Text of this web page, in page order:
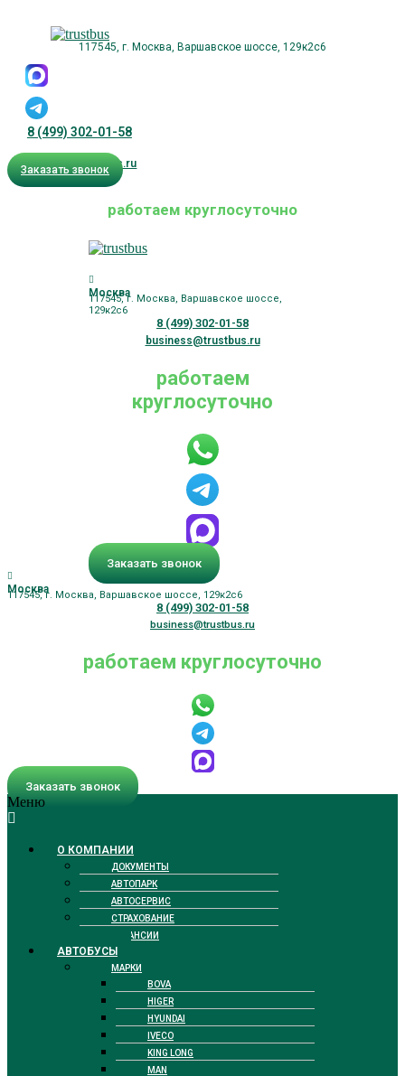
117545, г. Москва, Варшавское шоссе, 129к2с6
8 (499) 302-01-58
business@trustbus.ru
Заказать звонок
работаем круглосуточно
Москва
117545, г. Москва, Варшавское шоссе,
129к2с6
8 (499) 302-01-58
business@trustbus.ru
работаем
круглосуточно
Заказать звонок
Москва
117545, г. Москва, Варшавское шоссе, 129к2с6
8 (499) 302-01-58
business@trustbus.ru
работаем круглосуточно
Заказать звонок
Меню
О КОМПАНИИ
ДОКУМЕНТЫ
АВТОПАРК
АВТОСЕРВИС
СТРАХОВАНИЕ
ВАКАНСИИ
АВТОБУСЫ
МАРКИ
BOVA
HIGER
HYUNDAI
IVECO
KING LONG
MAN